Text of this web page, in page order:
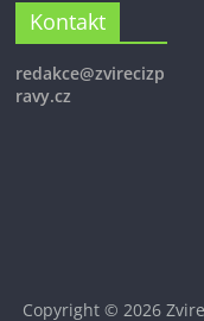
Kontakt
redakce@zvirecizp
ravy.cz
Copyright © 2026